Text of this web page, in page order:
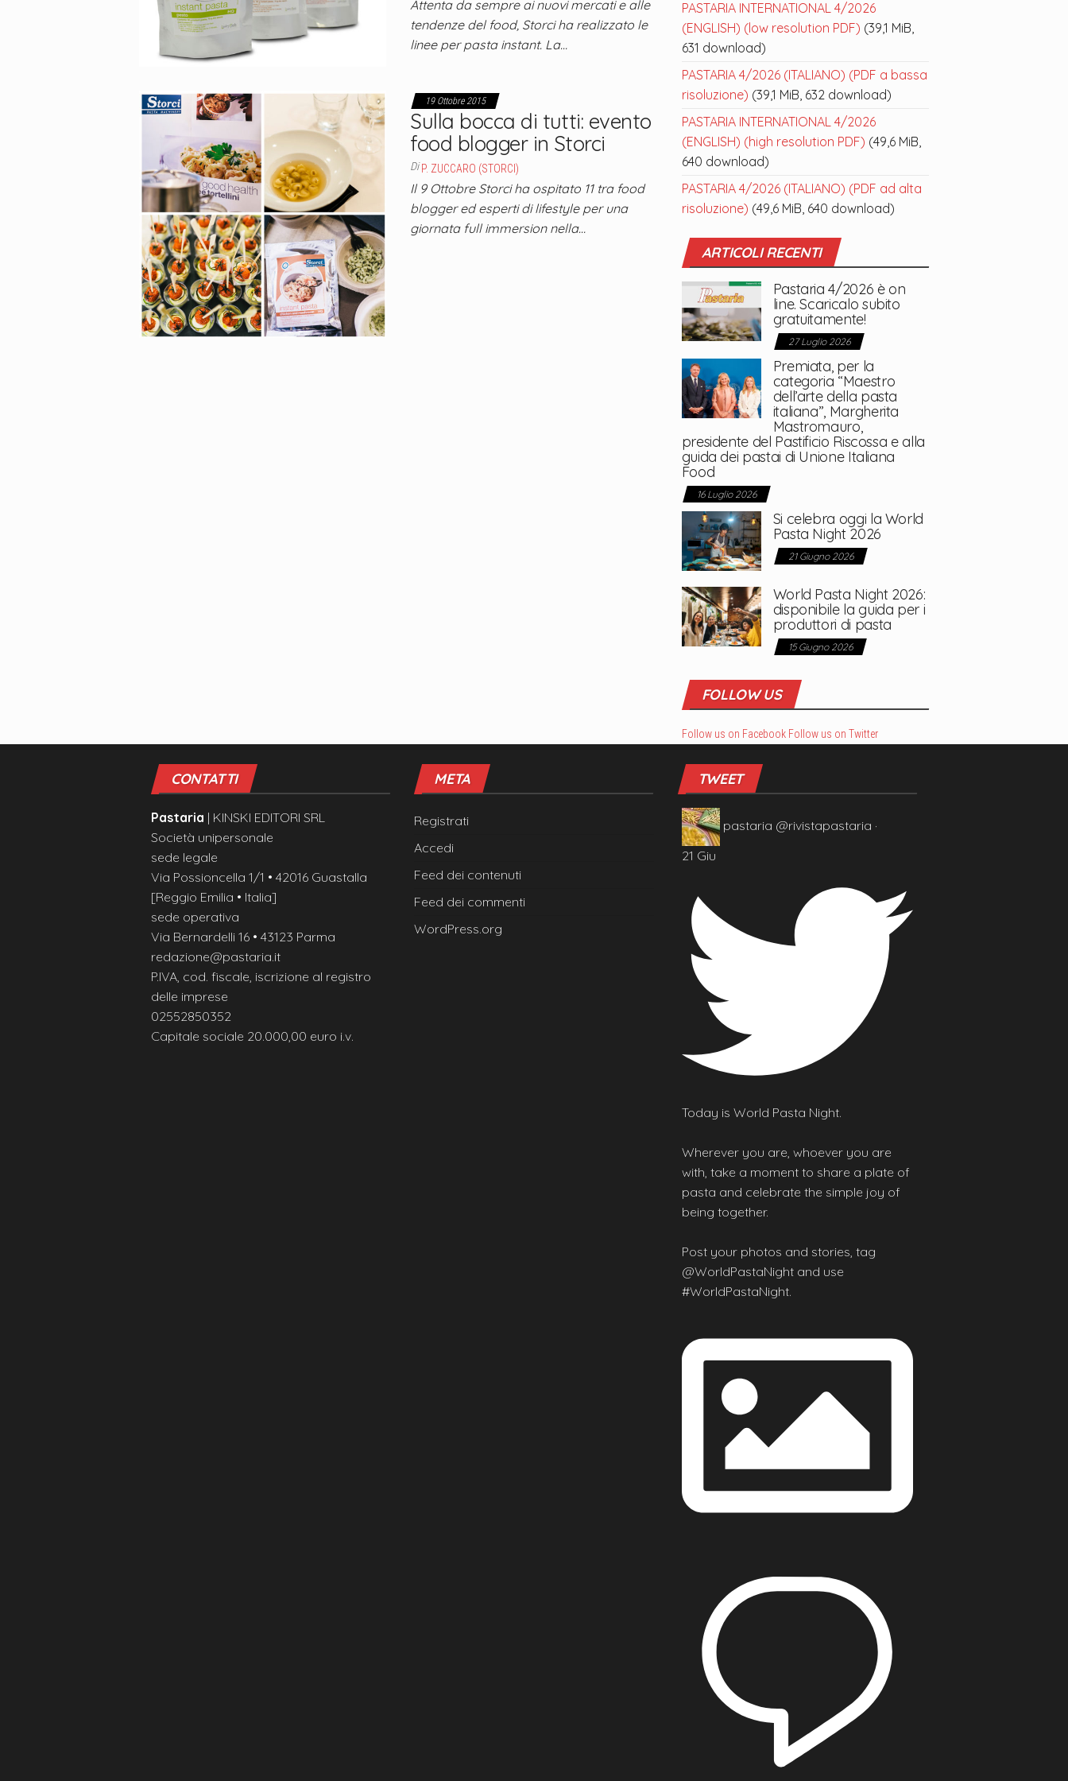
Attenta da sempre ai nuovi mercati e alle
tendenze del food, Storci ha realizzato le
linee per pasta instant. La…
19 Ottobre 2015
Sulla bocca di tutti: evento
food blogger in Storci
Di P. ZUCCARO (STORCI)
Il 9 Ottobre Storci ha ospitato 11 tra food
blogger ed esperti di lifestyle per una
giornata full immersion nella…
PASTARIA INTERNATIONAL 4/2026
(ENGLISH) (low resolution PDF) (39,1 MiB,
631 download)
PASTARIA 4/2026 (ITALIANO) (PDF a bassa
risoluzione) (39,1 MiB, 632 download)
PASTARIA INTERNATIONAL 4/2026
(ENGLISH) (high resolution PDF) (49,6 MiB,
640 download)
PASTARIA 4/2026 (ITALIANO) (PDF ad alta
risoluzione) (49,6 MiB, 640 download)
ARTICOLI RECENTI
Pastaria 4/2026 è on
line. Scaricalo subito
gratuitamente!
27 Luglio 2026
Premiata, per la
categoria “Maestro
dell’arte della pasta
italiana”, Margherita
Mastromauro,
presidente del Pastificio Riscossa e alla
guida dei pastai di Unione Italiana
Food
16 Luglio 2026
Si celebra oggi la World
Pasta Night 2026
21 Giugno 2026
World Pasta Night 2026:
disponibile la guida per i
produttori di pasta
15 Giugno 2026
FOLLOW US
Follow us on Facebook Follow us on Twitter
CONTATTI
Pastaria | KINSKI EDITORI SRL
Società unipersonale
sede legale
Via Possioncella 1/1 • 42016 Guastalla
[Reggio Emilia • Italia]
sede operativa
Via Bernardelli 16 • 43123 Parma
redazione@pastaria.it
P.IVA, cod. fiscale, iscrizione al registro
delle imprese
02552850352
Capitale sociale 20.000,00 euro i.v.
META
Registrati
Accedi
Feed dei contenuti
Feed dei commenti
WordPress.org
TWEET
pastaria @rivistapastaria ·
21 Giu
Today is World Pasta Night.
Wherever you are, whoever you are
with, take a moment to share a plate of
pasta and celebrate the simple joy of
being together.
Post your photos and stories, tag
@WorldPastaNight and use
#WorldPastaNight.